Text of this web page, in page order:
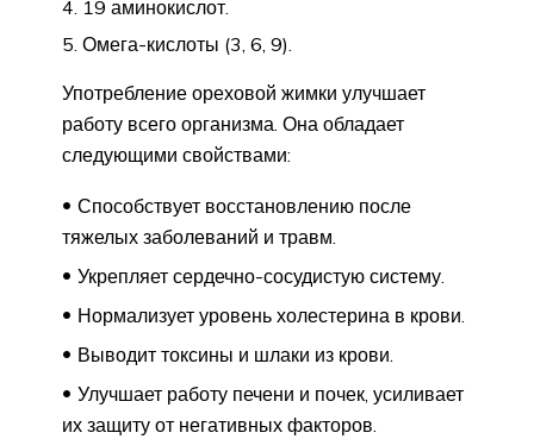
19 аминокислот.
Омега-кислоты (3, 6, 9).
Употребление ореховой жимки улучшает
работу всего организма. Она обладает
следующими свойствами:
Способствует восстановлению после
тяжелых заболеваний и травм.
Укрепляет сердечно-сосудистую систему.
Нормализует уровень холестерина в крови.
Выводит токсины и шлаки из крови.
Улучшает работу печени и почек, усиливает
их защиту от негативных факторов.